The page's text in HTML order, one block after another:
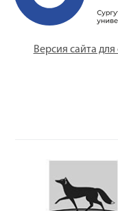
Версия сайта